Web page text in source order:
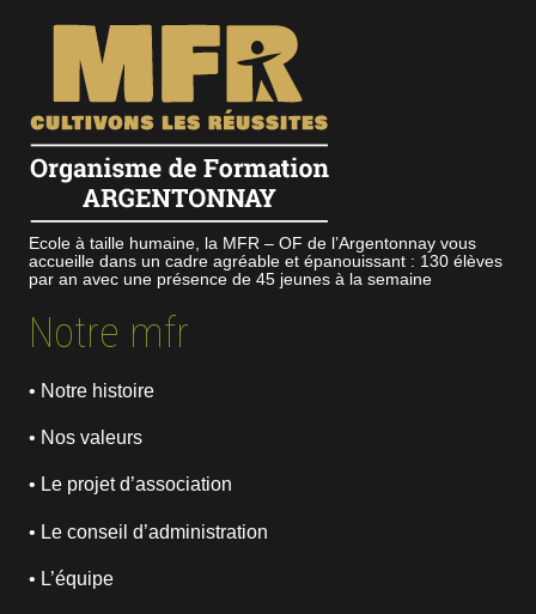
Ecole à taille humaine, la MFR – OF de l’Argentonnay vous
accueille dans un cadre agréable et épanouissant : 130 élèves
par an avec une présence de 45 jeunes à la semaine
Notre mfr
• Notre histoire
• Nos valeurs
• Le projet d’association
• Le conseil d’administration
• L’équipe